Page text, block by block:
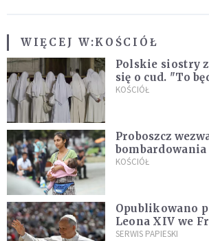
WIĘCEJ W:KOŚCIÓŁ
Polskie siostry
się o cud. "To
Pana Boga dla
KOŚCIÓŁ
Proboszcz
"Masowy ogień
KOŚCIÓŁ
Opublikowano
Leona XIV we
SERWIS PAPIESKI